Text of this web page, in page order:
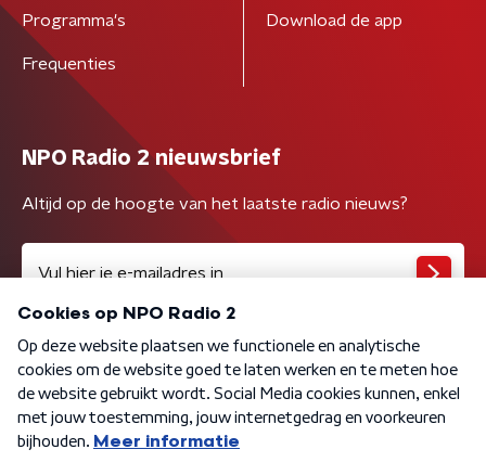
Programma's
Frequenties
Download de app
NPO Radio 2 nieuwsbrief
Altijd op de hoogte van het laatste radio nieuws?
Algemene voorwaarden